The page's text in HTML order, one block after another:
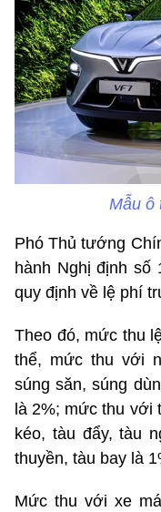
Mẫu ô
Phó Thủ tướng
hành Nghị định số
quy định về lệ phí
Theo đó, mức thu
thể, mức thu với
súng săn, súng
là 2%; mức thu với
kéo, tàu đẩy, tàu
thuyền, tàu bay là
Mức thu với xe